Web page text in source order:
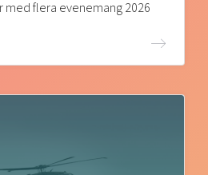
med flera evenemang 2026